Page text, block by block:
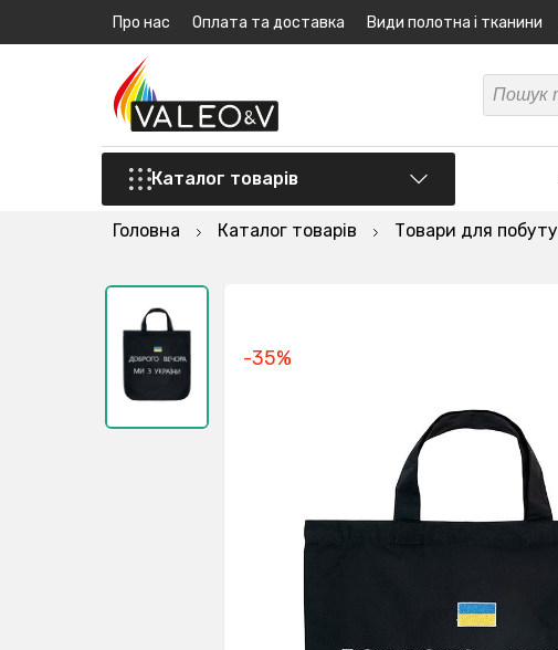
Про нас Оплата та доставка Види полотна і тканини
Каталог товарів
Головна Каталог товарів Товари для побуту
-35%